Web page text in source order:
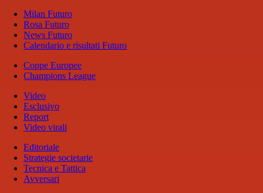
Milan Futuro
Rosa Futuro
News Futuro
Calendario e risultati Futuro
Coppe Europee
Champions League
Video
Esclusivo
Report
Video virali
Editoriale
Strategie societarie
Tecnica e Tattica
Avversari